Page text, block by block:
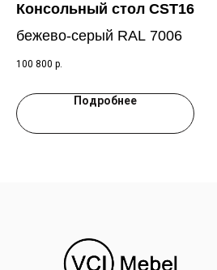
Консольный стол CST16
бежево-серый RAL 7006
100 800 р.
Подробнее